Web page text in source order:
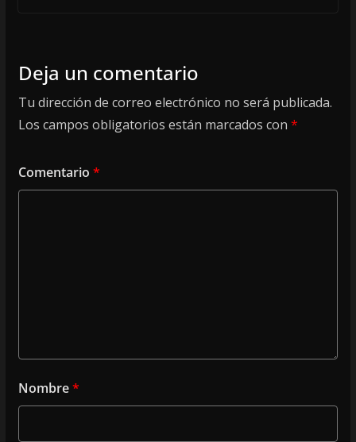
Deja un comentario
Tu dirección de correo electrónico no será publicada.
Los campos obligatorios están marcados con *
Comentario *
Nombre*